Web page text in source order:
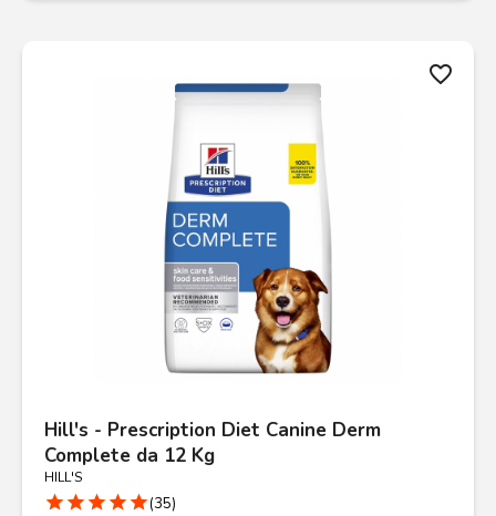
favorite_border
Hill's - Prescription Diet Canine Derm
Complete da 12 Kg
HILL'S
star star star star star(35)